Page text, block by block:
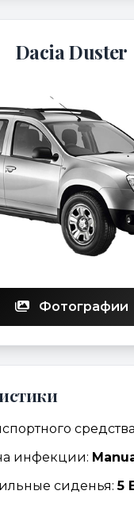
Dacia Duster
Фотографии
инфекции:
сиденья:5